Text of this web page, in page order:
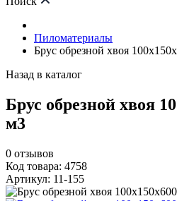
Пиломатериалы
Брус обрезной хвоя
Назад в каталог
Брус обрезной хвоя
м3
0 отзывов
Код товара: 4758
Артикул: 11-155